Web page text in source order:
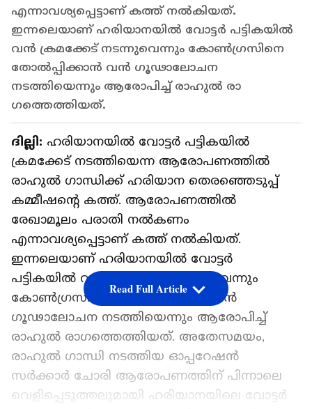
എന്നാവശ്യപ്പെട്ടാണ് കത്ത് നൽകിയത്.
ഇന്നലെയാണ് ഹരിയാനയിൽ വോട്ടർ പട്ടികയിൽ
വൻ ക്രമക്കേട് നടന്നുവെന്നും കോൺ​ഗ്രസിനെ
തോൽപ്പിക്കാൻ വൻ ​ഗൂഢാലോചന
നടത്തിയെന്നും ആരോപിച്ച് രാഹുൽ രാ​
ഗത്തെത്തിയത്.
ദില്ലി: ഹരിയാനയിൽ വോട്ടർ പട്ടികയിൽ
ക്രമക്കേട് നടത്തിയെന്ന ആരോപണത്തിൽ
രാഹുൽ ഗാന്ധിക്ക് ഹരിയാന തെരഞ്ഞെടുപ്പ്
കമ്മീഷൻ്റെ കത്ത്. ആരോപണത്തിൽ
രേഖാമൂലം പരാതി നൽകണം
എന്നാവശ്യപ്പെട്ടാണ് കത്ത് നൽകിയത്.
ഇന്നലെയാണ് ഹരിയാനയിൽ വോട്ടർ
പട്ടികയിൽ വൻ ക്രമക്കേട് നടന്നുവെന്നും
കോൺ​ഗ്രസിനെ തോൽപ്പിക്കാൻ വൻ ​
ഗൂഢാലോചന നടത്തിയെന്നും ആരോപിച്ച്
രാഹുൽ രാ​ഗത്തെത്തിയത്. അതേസമയം,
രാഹുൽ ​ഗാന്ധി നടത്തിയ ഓപ്പറേഷൻ
സർക്കാർ ചോരി ആരോപണത്തിന് പിന്നാലെ
വെളിപ്പെടുത്തലുമായി ഹരിയാനയിലെ വോട്ടര്‍
Read Full Article